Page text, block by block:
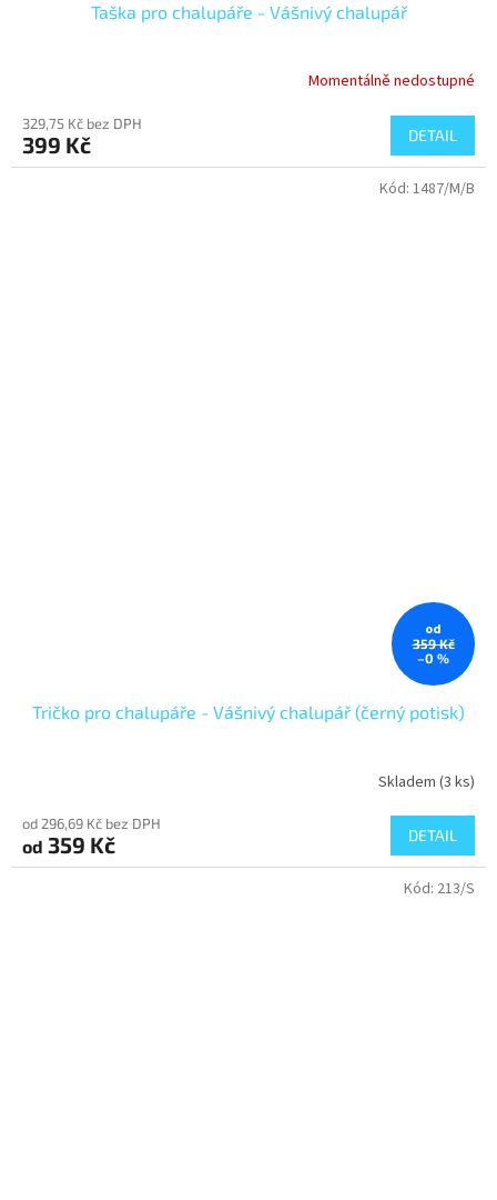
Taška pro chalupáře - Vášnivý chalupář
Momentálně nedostupné
329,75 Kč bez DPH
399 Kč DETAIL
od
359 Kč
–0 %
Tričko pro chalupáře - Vášnivý chalupář (černý potisk)
Skladem (3 ks)
od 296,69 Kč bez DPH
od 359 Kč DETAIL
Kód: 1487/M/B
Kód: 213/S